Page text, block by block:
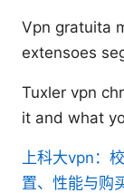
Vpn gratuita
extensoes
Tuxler vpn
it and what
上科大vpn：
置、性能与购